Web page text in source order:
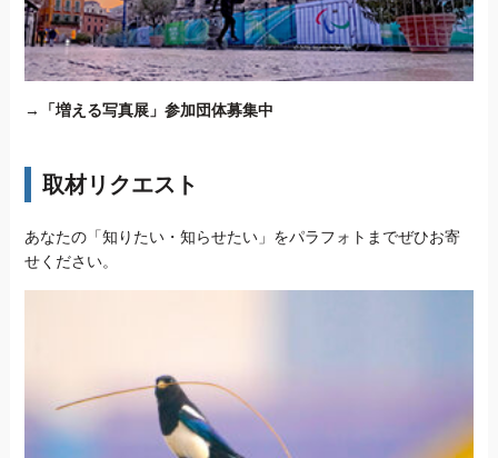
→ 「増える写真展」参加団体募集中
取材リクエスト
あなたの「知りたい・知らせたい」をパラフォトまでぜひお寄
せください。